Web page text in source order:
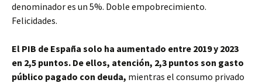
denominador es un 5%. Doble empobrecimiento.
Felicidades.
El PIB de España solo ha aumentado entre 2019 y 2023
en 2,5 puntos. De ellos, atención, 2,3 puntos son gasto
público pagado con deuda, mientras el consumo privado